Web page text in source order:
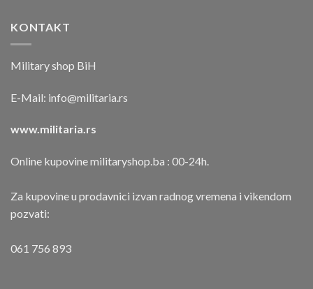
KONTAKT
Military shop BiH
E-Mail: info@militaria.rs
www.militaria.rs
Online kupovine militaryshop.ba : 00-24h.
Za kupovine u prodavnici izvan radnog vremena i vikendom
pozvati:
061 756 893